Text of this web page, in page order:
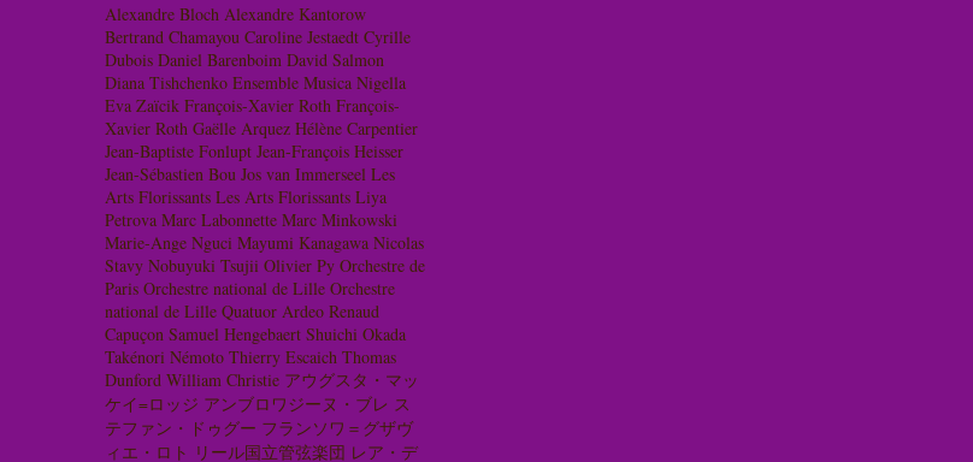
Alexandre Bloch Alexandre Kantorow
Bertrand Chamayou Caroline Jestaedt Cyrille
Dubois Daniel Barenboim David Salmon
Diana Tishchenko Ensemble Musica Nigella
Eva Zaïcik François-Xavier Roth François-
Xavier Roth Gaëlle Arquez Hélène Carpentier
Jean-Baptiste Fonlupt Jean-François Heisser
Jean-Sébastien Bou Jos van Immerseel Les
Arts Florissants Les Arts Florissants Liya
Petrova Marc Labonnette Marc Minkowski
Marie-Ange Nguci Mayumi Kanagawa Nicolas
Stavy Nobuyuki Tsujii Olivier Py Orchestre de
Paris Orchestre national de Lille Orchestre
national de Lille Quatuor Ardeo Renaud
Capuçon Samuel Hengebaert Shuichi Okada
Takénori Némoto Thierry Escaich Thomas
Dunford William Christie アウグスタ・マッ
ケイ=ロッジ アンブロワジーヌ・ブレ ス
テファン・ドゥグー フランソワ＝グザヴ
ィエ・ロト リール国立管弦楽団 レア・デ